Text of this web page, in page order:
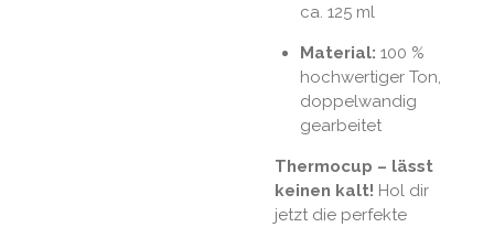
ca. 125 ml
Material: 100 %
hochwertiger Ton,
doppelwandig
gearbeitet
Thermocup – lässt
keinen kalt! Hol dir
jetzt die perfekte